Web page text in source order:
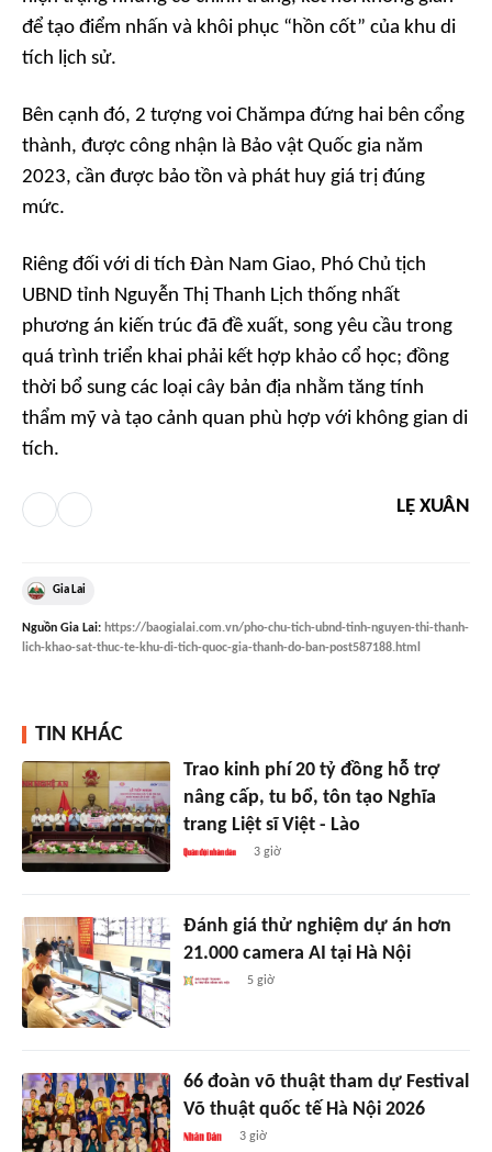
để tạo điểm nhấn và khôi phục “hồn cốt” của khu di
tích lịch sử.
Bên cạnh đó, 2 tượng voi Chămpa đứng hai bên cổng
thành, được công nhận là Bảo vật Quốc gia năm
2023, cần được bảo tồn và phát huy giá trị đúng
mức.
Riêng đối với di tích Đàn Nam Giao, Phó Chủ tịch
UBND tỉnh Nguyễn Thị Thanh Lịch thống nhất
phương án kiến trúc đã đề xuất, song yêu cầu trong
quá trình triển khai phải kết hợp khảo cổ học; đồng
thời bổ sung các loại cây bản địa nhằm tăng tính
thẩm mỹ và tạo cảnh quan phù hợp với không gian di
tích.
LỆ XUÂN
Gia Lai
Nguồn Gia Lai: https://baogialai.com.vn/pho-chu-tich-ubnd-tinh-nguyen-thi-thanh-
lich-khao-sat-thuc-te-khu-di-tich-quoc-gia-thanh-do-ban-post587188.html
TIN KHÁC
Trao kinh phí 20 tỷ đồng hỗ trợ
nâng cấp, tu bổ, tôn tạo Nghĩa
trang Liệt sĩ Việt - Lào
3 giờ
Đánh giá thử nghiệm dự án hơn
21.000 camera AI tại Hà Nội
5 giờ
66 đoàn võ thuật tham dự Festival
Võ thuật quốc tế Hà Nội 2026
3 giờ